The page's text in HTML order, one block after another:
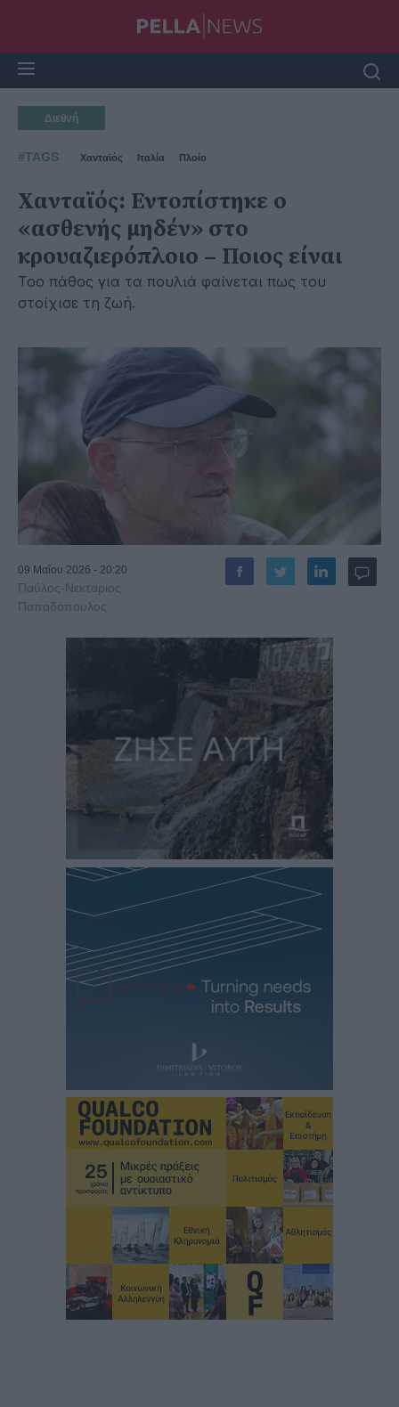
Διεθνή
#TAGS Χανταϊός Ιταλία Πλοίο
Χανταϊός: Εντοπίστηκε ο
«ασθενής μηδέν» στο
κρουαζιερόπλοιο – Ποιος είναι
Τοο πάθος για τα πουλιά φαίνεται πως του
στοίχισε τη ζωή.
09 Μαΐου 2026 - 20:20
Παύλος-Νεκτάριος
Παπαδόπουλος